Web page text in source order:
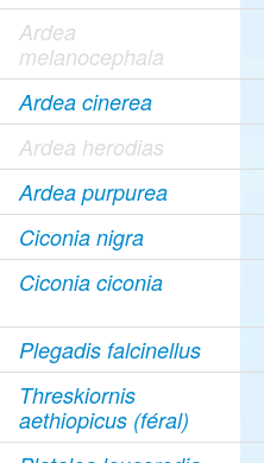
Ardea
melanocephala
Ardea cinerea
Ardea herodias
Ardea purpurea
Ciconia nigra
Ciconia ciconia
Plegadis falcinellus
Threskiornis
aethiopicus (féral)